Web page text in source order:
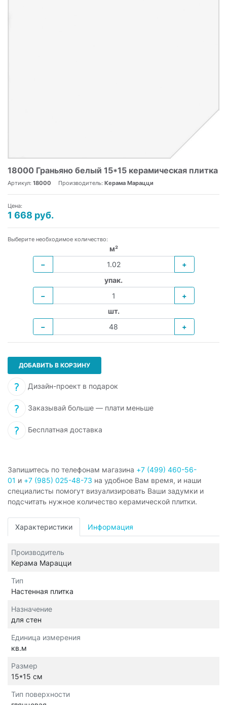
18000 Граньяно белый 15*15 керамическая плитка
Артикул: 18000 Производитель: Керама Марацци
Цена:
1 668 руб.
Выберите необходимое количество:
м²
−
+
упак.
−
+
шт.
−
+
ДОБАВИТЬ В КОРЗИНУ
Дизайн-проект в подарок
Заказывай больше — плати меньше
Бесплатная доставка
Запишитесь по телефонам магазина +7 (499) 460-56-
01 и +7 (985) 025-48-73 на удобное Вам время, и наши
специалисты помогут визуализировать Ваши задумки и
подсчитать нужное количество керамической плитки.
Характеристики Информация
Производитель
Керама Марацци
Тип
Настенная плитка
Назначение
для стен
Единица измерения
кв.м
Размер
15*15 см
Тип поверхности